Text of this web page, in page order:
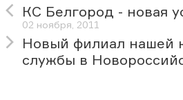
КС Белгород - новая
02 ноября, 2011
Новый филиал нашей
службы в